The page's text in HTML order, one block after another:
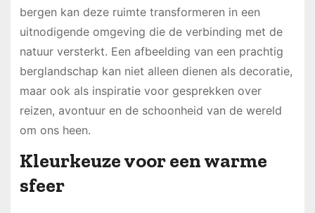
bergen kan deze ruimte transformeren in een
uitnodigende omgeving die de verbinding met de
natuur versterkt. Een afbeelding van een prachtig
berglandschap kan niet alleen dienen als decoratie,
maar ook als inspiratie voor gesprekken over
reizen, avontuur en de schoonheid van de wereld
om ons heen.
Kleurkeuze voor een warme
sfeer